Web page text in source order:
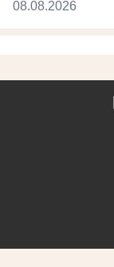
08.08.2026